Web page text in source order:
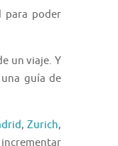
para poder
un viaje. Y
guía de
, Zurich,